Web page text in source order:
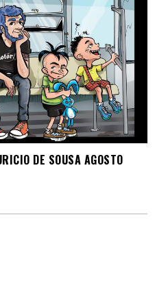
DE SOUSA AGOSTO